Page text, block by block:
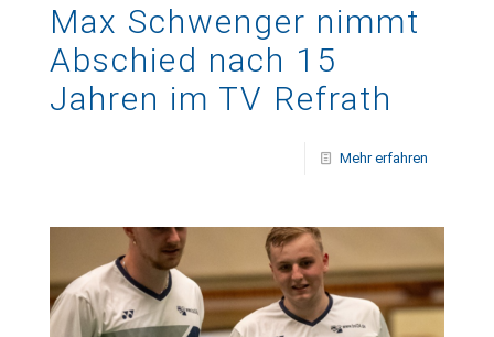
Max Schwenger nimmt
Abschied nach 15
Jahren im TV Refrath
Mehr erfahren